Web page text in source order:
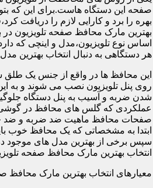
صفحه این دستگاه هاست.برای این که
بهره را برد و کارایی لازم را دریافت
بهترین مارک محافظ صفحه تلویزیون در
اساس نوع تلویزیون،مدل و اینچی که
هر دستگاهی به دنبال انتخاب بهترین
این محافظ ها در واقع از جنس یک
روی پنل تلویزیون نصب می شوند و به این
شدن ضربه و آسیب به پنل دستگاه
عملکردی که گلس های محافظ در گوشی
صفحات محافظ ماهیت ضد ضربه و ضد
ابتدا به مشخصاتی که یک محافظ خوب
سپس برخی از بهترین مدل های موجود
انتخاب بهترین مارک محافظ صفحه
معیارهای انتخاب بهترین مارک محافظ